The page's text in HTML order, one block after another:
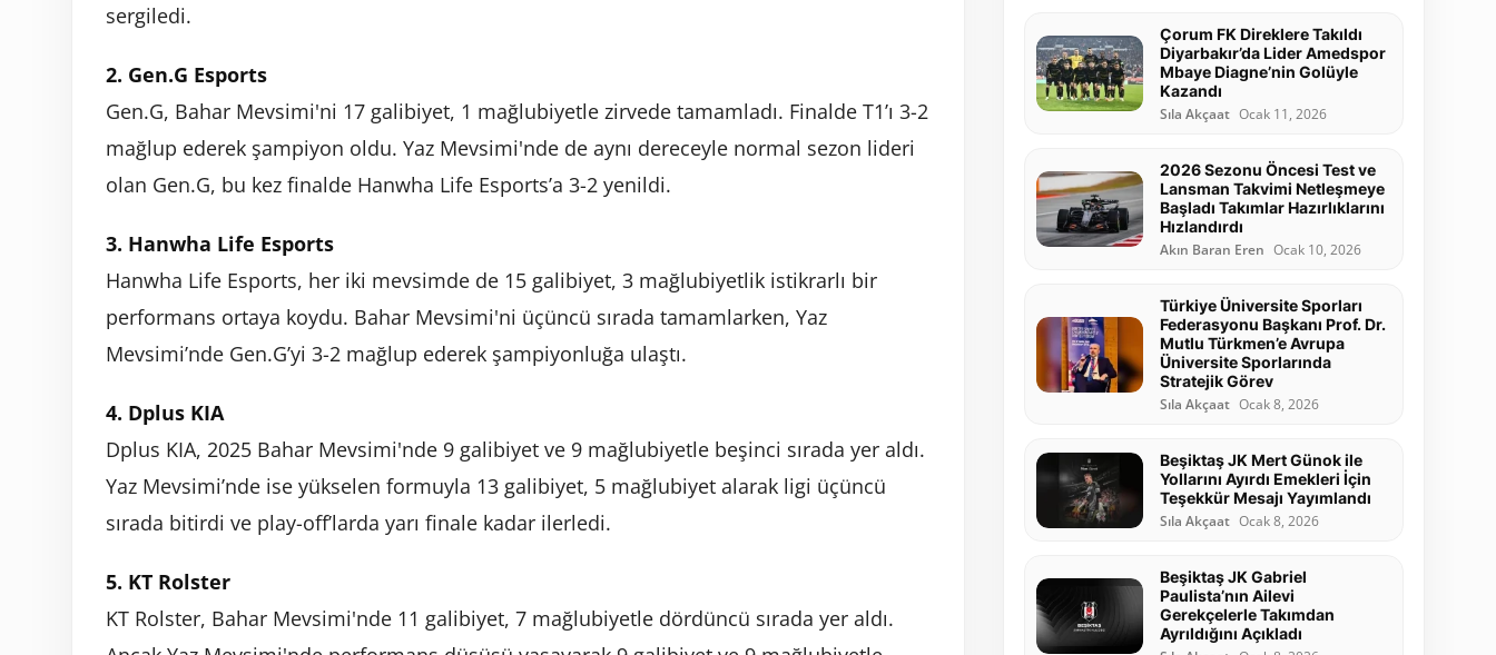
sergiledi.
2. Gen.G Esports
Gen.G, Bahar Mevsimi'ni 17 galibiyet, 1 mağlubiyetle zirvede tamamladı. Finalde T1’ı 3-2
mağlup ederek şampiyon oldu. Yaz Mevsimi'nde de aynı dereceyle normal sezon lideri
olan Gen.G, bu kez finalde Hanwha Life Esports’a 3-2 yenildi.
3. Hanwha Life Esports
Hanwha Life Esports, her iki mevsimde de 15 galibiyet, 3 mağlubiyetlik istikrarlı bir
performans ortaya koydu. Bahar Mevsimi'ni üçüncü sırada tamamlarken, Yaz
Mevsimi’nde Gen.G’yi 3-2 mağlup ederek şampiyonluğa ulaştı.
4. Dplus KIA
Dplus KIA, 2025 Bahar Mevsimi'nde 9 galibiyet ve 9 mağlubiyetle beşinci sırada yer aldı.
Yaz Mevsimi’nde ise yükselen formuyla 13 galibiyet, 5 mağlubiyet alarak ligi üçüncü
sırada bitirdi ve play-off’larda yarı finale kadar ilerledi.
5. KT Rolster
KT Rolster, Bahar Mevsimi'nde 11 galibiyet, 7 mağlubiyetle dördüncü sırada yer aldı.
Çorum FK Direklere Takıldı
Diyarbakır’da Lider Amedspor
Mbaye Diagne’nin Golüyle
Kazandı
Sıla Akçaat Ocak 11, 2026
2026 Sezonu Öncesi Test ve
Lansman Takvimi Netleşmeye
Başladı Takımlar Hazırlıklarını
Hızlandırdı
Akın Baran Eren Ocak 10, 2026
Türkiye Üniversite Sporları
Federasyonu Başkanı Prof. Dr.
Mutlu Türkmen’e Avrupa
Üniversite Sporlarında
Stratejik Görev
Sıla Akçaat Ocak 8, 2026
Beşiktaş JK Mert Günok ile
Yollarını Ayırdı Emekleri İçin
Teşekkür Mesajı Yayımlandı
Sıla Akçaat Ocak 8, 2026
Beşiktaş JK Gabriel
Paulista’nın Ailevi
Gerekçelerle Takımdan
Ayrıldığını Açıkladı